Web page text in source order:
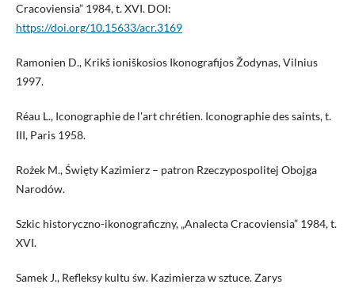
Cracoviensia” 1984, t. XVI. DOI:
https://doi.org/10.15633/acr.3169
Ramonien D., Krikš ioniškosios Ikonografijos Žodynas, Vilnius
1997.
Réau L., Iconographie de l'art chrétien. Iconographie des saints, t.
III, Paris 1958.
Rożek M., Święty Kazimierz – patron Rzeczypospolitej Obojga
Narodów.
Szkic historyczno-ikonograficzny, „Analecta Cracoviensia” 1984, t.
XVI.
Samek J., Refleksy kultu św. Kazimierza w sztuce. Zarys